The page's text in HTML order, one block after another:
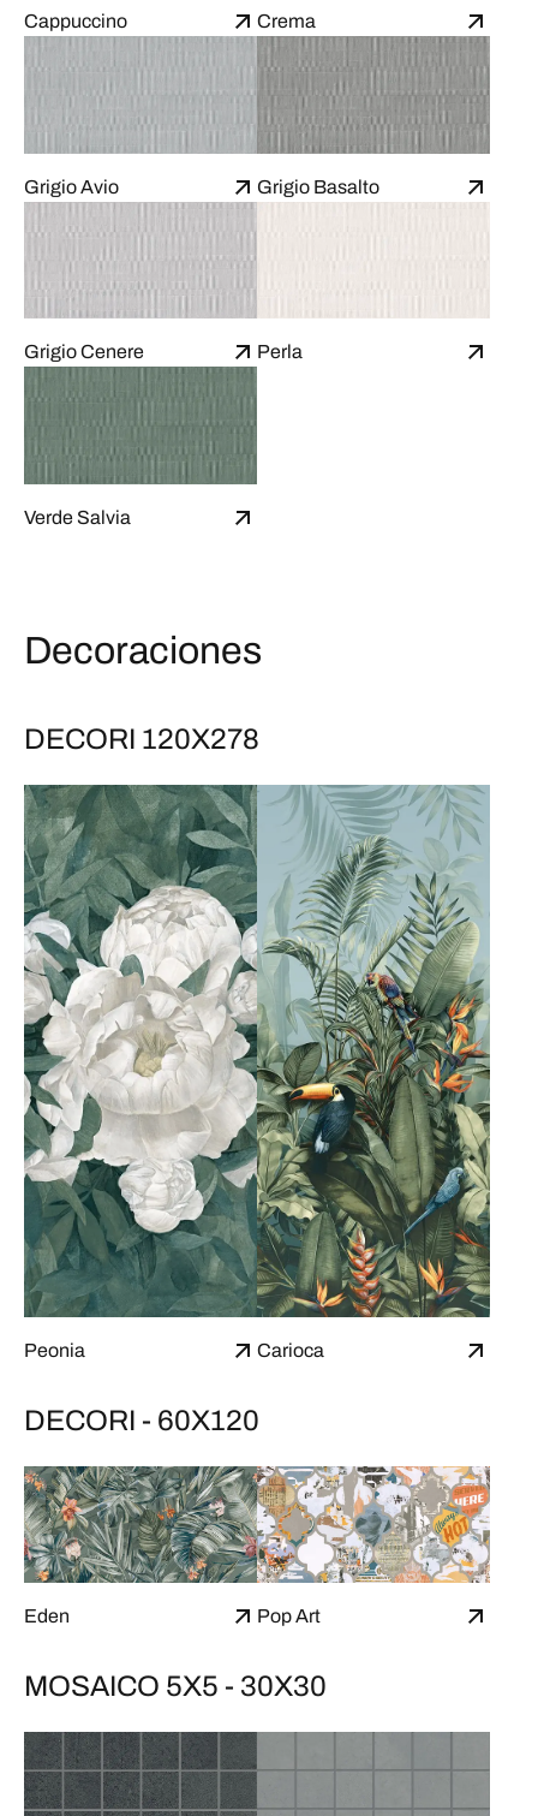
Cappuccino Crema
Grigio Avio Grigio Basalto
Grigio Cenere Perla
Verde Salvia
Decoraciones
DECORI 120X278
Peonia Carioca
DECORI - 60X120
Eden Pop Art
MOSAICO 5X5 - 30X30